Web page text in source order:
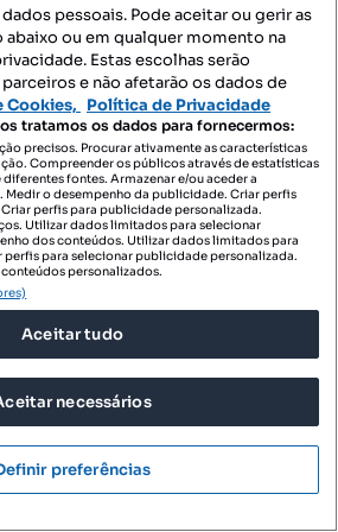
€/m²
Mesão Frio, Vila Real
pessoais. Pode aceitar ou gerir as
abaixo ou em qualquer momento na
Estas escolhas serão
e não afetarão os dados de
Cookies, Política de Privacidade
tratamos os dados para fornecermos:
precisos. Procurar ativamente as características
Compreender os públicos através de estatísticas
fontes. Armazenar e/ou aceder a
o desempenho da publicidade. Criar perfis
perfis para publicidade personalizada.
Utilizar dados limitados para selecionar
dos conteúdos. Utilizar dados limitados para
para selecionar publicidade personalizada.
personalizados.
Aceitar tudo
necessários
preferências